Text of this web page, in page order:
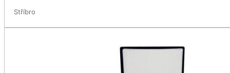
Stříbro